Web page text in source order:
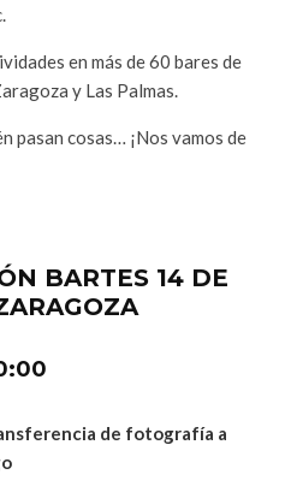
en más de 60 bares de
y Las Palmas.
pasan cosas… ¡Nos vamos de
BARTES 14 DE
de fotografía a